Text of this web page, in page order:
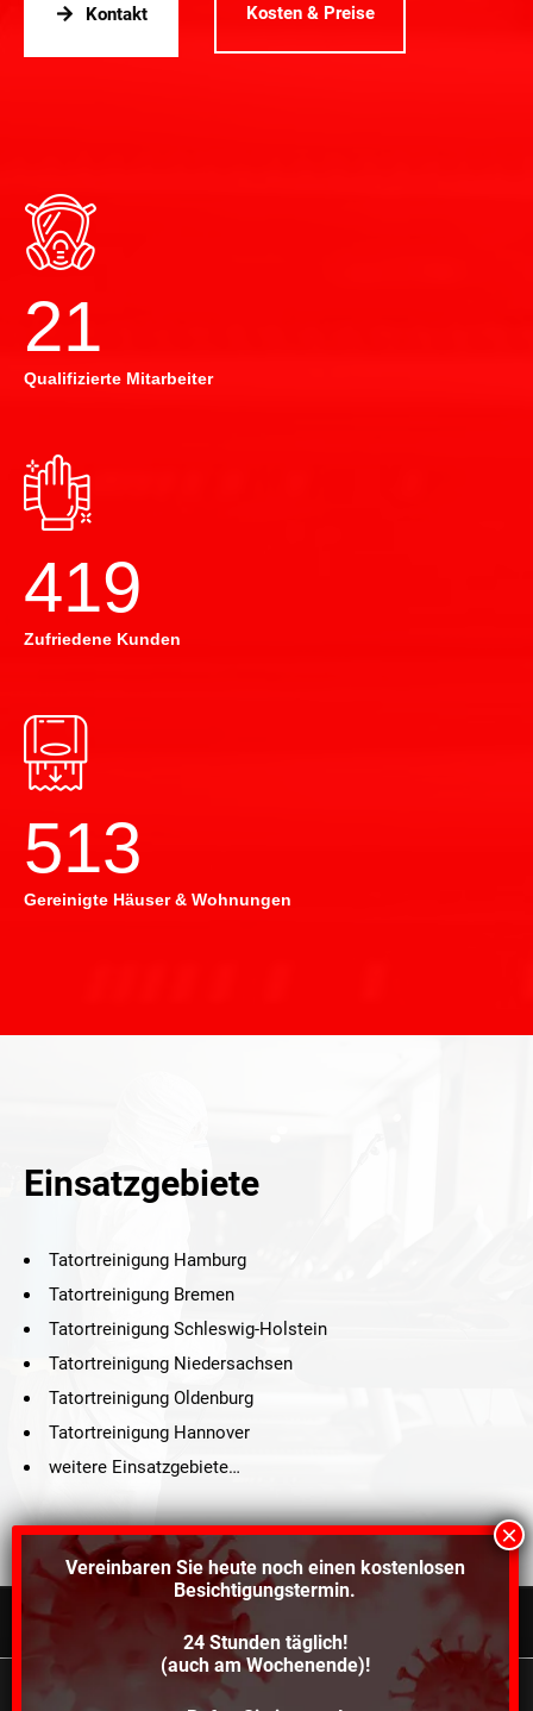
Kontakt Kosten & Preise
22
Qualifizierte Mitarbeiter
420
Zufriedene Kunden
514
Gereinigte Häuser & Wohnungen
Einsatzgebiete
Tatortreinigung Hamburg
Tatortreinigung Bremen
Tatortreinigung Schleswig-Holstein
Tatortreinigung Niedersachsen
Tatortreinigung Oldenburg
Tatortreinigung Hannover
weitere Einsatzgebiete…
©2021 Schröders Service Team Nord, All Rights Reserved.
Schroeder Service Team Nord
Vereinbaren Sie heute noch einen kostenlosen
Besichtigungstermin.
24 Stunden täglich!
(auch am Wochenende)!